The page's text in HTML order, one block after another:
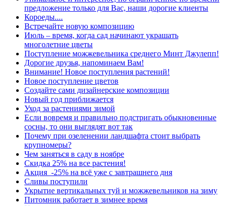
предложение только для Вас, наши дорогие клиенты
Короеды....
Встречайте новую композицию
Июль – время, когда сад начинают украшать
многолетние цветы
Поступление можжевельника среднего Минт Джулепп!
Дорогие друзья, напоминаем Вам!
Внимание! Новое поступления растений!
Новое поступление цветов
Создайте сами дизайнерские композиции
Новый год приближается
Уход за растениями зимой
Если вовремя и правильно подстригать обыкновенные
сосны, то они выглядят вот так
Почему при озеленении ландшафта стоит выбрать
крупномеры?
Чем заняться в саду в ноябре
Скидка 25% на все растения!
Акция -25% на всё уже с завтрашнего дня
Сливы поступили
Укрытие вертикальных туй и можжевельников на зиму
Питомник работает в зимнее время